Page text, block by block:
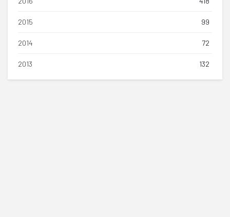
2015 99
2014 72
2013 132